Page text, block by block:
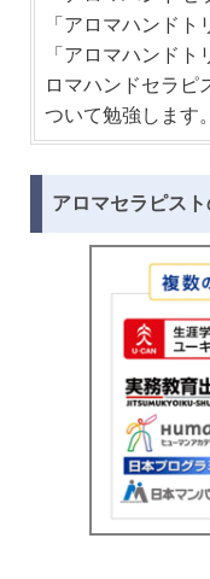
「アロマハンドト
「アロマハンド
ロマハンドセラピ
ついて勉強します。
アロマセラピス